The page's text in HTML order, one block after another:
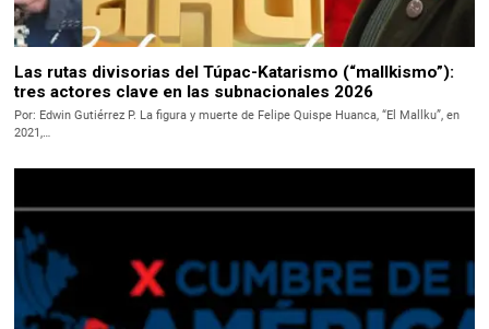
Las rutas divisorias del Túpac-Katarismo (“mallkismo”):
tres actores clave en las subnacionales 2026
Por: Edwin Gutiérrez P. La figura y muerte de Felipe Quispe Huanca, “El Mallku”, en
2021,…